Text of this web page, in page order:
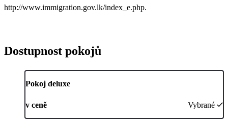
http://www.immigration.gov.lk/index_e.php.
Dostupnost pokojů
Pokoj deluxe
v ceně Vybrané